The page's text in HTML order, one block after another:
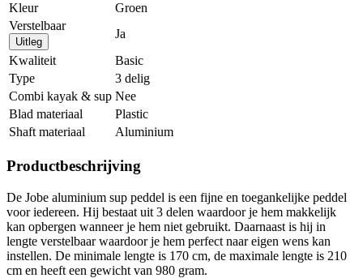
Kleur
Groen
Verstelbaar
Uitleg
Ja
Kwaliteit
Basic
Type
3 delig
Combi kayak & sup Nee
Blad materiaal
Plastic
Shaft materiaal
Aluminium
Productbeschrijving
De Jobe aluminium sup peddel is een fijne en toegankelijke peddel
voor iedereen. Hij bestaat uit 3 delen waardoor je hem makkelijk
kan opbergen wanneer je hem niet gebruikt. Daarnaast is hij in
lengte verstelbaar waardoor je hem perfect naar eigen wens kan
instellen. De minimale lengte is 170 cm, de maximale lengte is 210
cm en heeft een gewicht van 980 gram.